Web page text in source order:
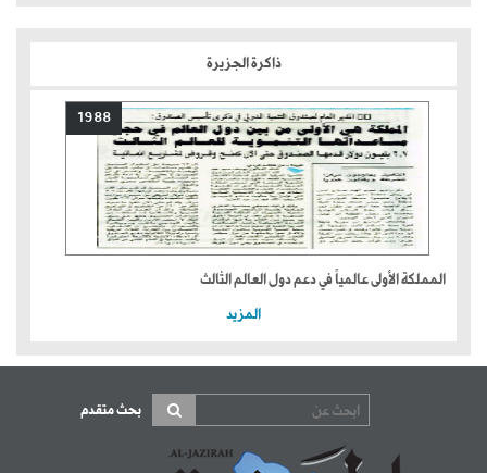
ذاكرة الجزيرة
1988
المملكة الأولى عالمياً في دعم دول العالم الثالث
المزيد
بحث متقدم